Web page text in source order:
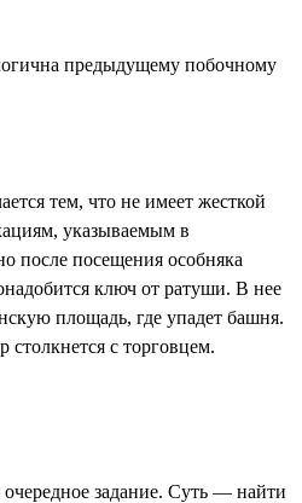
предыдущему побочному
тем, что не имеет жесткой
указываемым в
после посещения особняка
ключ от ратуши. В нее
площадь, где упадет башня.
столкнется с торговцем.
задание. Суть — найти